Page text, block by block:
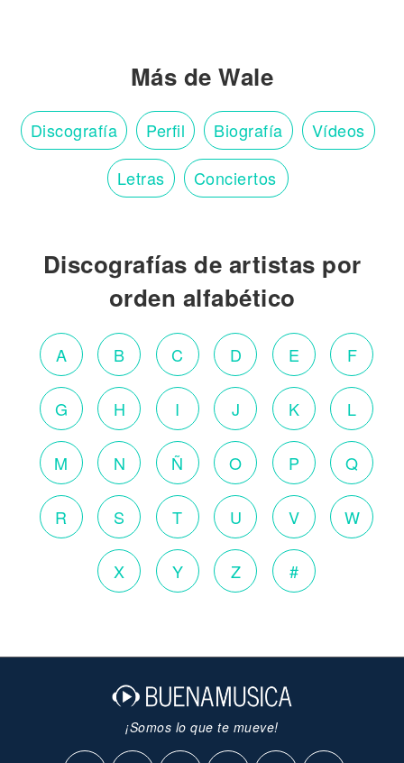
Más de Wale
Discografía Perfil Biografía Vídeos
Letras Conciertos
Discografías de artistas por
orden alfabético
A B C D E F
G H I J K L
M N Ñ O P Q
R S T U V W
X Y Z #
¡Somos lo que te mueve!